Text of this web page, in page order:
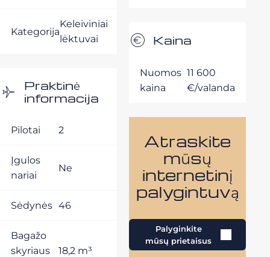
Kategorija
Keleiviniai
lėktuvai
Praktinė
informacija
Pilotai 2
Įgulos
nariai
Ne
Sėdynės 46
Bagažo
skyriaus
18,2 m³
Kaina
Nuomos
kaina
11 600
€/valanda
Atraskite
mūsų
internetinį
palygintuvą
Palyginkite
mūsų prietaisus